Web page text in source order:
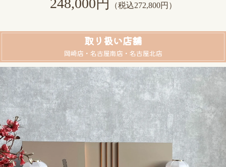
248,000円 （税込272,800円）
取り扱い店舗
岡崎店・名古屋南店・名古屋北店